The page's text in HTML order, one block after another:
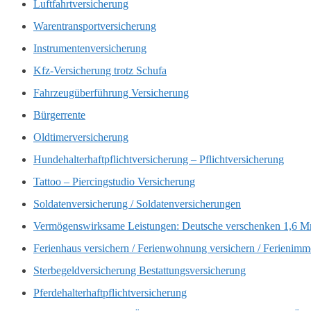
Luftfahrtversicherung
Warentransportversicherung
Instrumentenversicherung
Kfz-Versicherung trotz Schufa
Fahrzeugüberführung Versicherung
Bürgerrente
Oldtimerversicherung
Hundehalterhaftpflichtversicherung – Pflichtversicherung
Tattoo – Piercingstudio Versicherung
Soldatenversicherung / Soldatenversicherungen
Vermögenswirksame Leistungen: Deutsche verschenken 1,6
Ferienhaus versichern / Ferienwohnung versichern /
Sterbegeldversicherung Bestattungsversicherung
Pferdehalterhaftpflichtversicherung